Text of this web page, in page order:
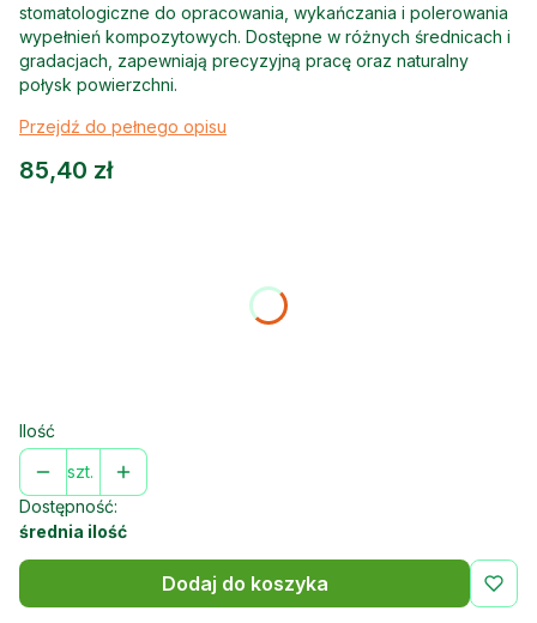
stomatologiczne do opracowania, wykańczania i polerowania
wypełnień kompozytowych. Dostępne w różnych średnicach i
gradacjach, zapewniają precyzyjną pracę oraz naturalny
połysk powierzchni.
Przejdź do pełnego opisu
Cena
85,40 zł
Ilość
szt.
Dostępność:
średnia ilość
Dodaj do koszyka